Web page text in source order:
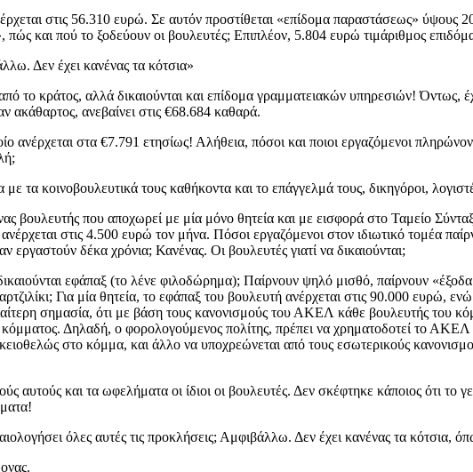
στις 56.310 ευρώ. Σε αυτόν προστίθεται «επίδομα παραστάσεως»
και πού το ξοδεύουν οι βουλευτές; Επιπλέον, 5.804 ευρώ τιμάριθμος
Δεν έχει κανένας τα κότσια»
το κράτος, αλλά δικαιούνται και επίδομα γραμματειακών υπηρεσιών!
ανεβαίνει στις €68.684 καθαρά.
ανέρχεται στα €7.791 ετησίως! Αλήθεια, πόσοι και ποιοι εργαζόμενοι
τα κοινοβουλευτικά τους καθήκοντα και το επάγγελμά τους, δικηγόροι,
που αποχωρεί με μία μόνο θητεία και με εισφορά στο Ταμείο
στις 4.500 ευρώ τον μήνα. Πόσοι εργαζόμενοι στον ιδιωτικό τομέα
δέκα χρόνια; Κανένας. Οι βουλευτές γιατί να δικαιούνται;
εφάπαξ (το λένε φιλοδώρημα); Παίρνουν ψηλό μισθό, παίρνουν
Για μία θητεία, το εφάπαξ του βουλευτή ανέρχεται στις 90.000 ευρώ,
σημασία, ότι με βάση τους κανονισμούς του ΑΚΕΛ κάθε βουλευτής του
Δηλαδή, ο φορολογούμενος πολίτης, πρέπει να χρηματοδοτεί το
στο κόμμα, και άλλο να υποχρεώνεται από τους εσωτερικούς
αυτούς και τα ωφελήματα οι ίδιοι οι βουλευτές. Δεν σκέφτηκε κάποιος ότι
όλες αυτές τις προκλήσεις; Αμφιβάλλω. Δεν έχει κανένας τα κότσια,